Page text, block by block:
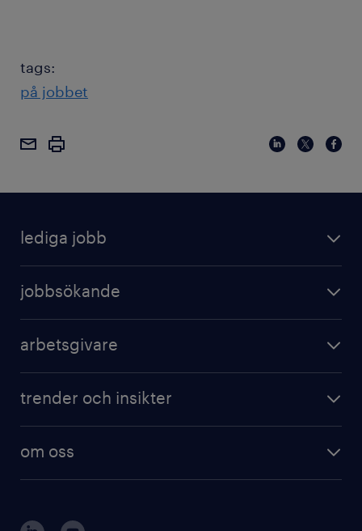
tags:
på jobbet
lediga jobb
jobbsökande
arbetsgivare
trender och insikter
om oss